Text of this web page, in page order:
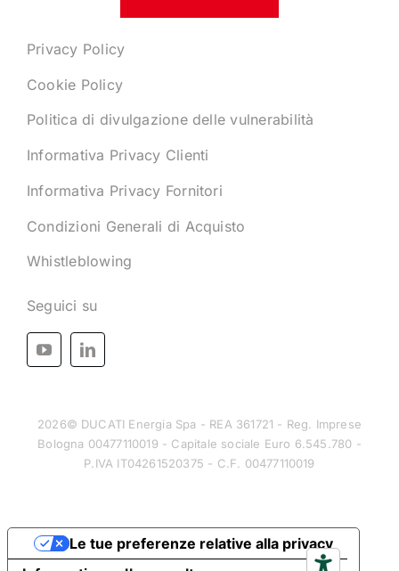
Privacy Policy
Cookie Policy
Politica di divulgazione delle vulnerabilità
Informativa Privacy Clienti
Informativa Privacy Fornitori
Condizioni Generali di Acquisto
Whistleblowing
Seguici su
2026© DUCATI Energia Spa - REA 361721 - Reg. Imprese
Bologna 00477110019 - Capitale sociale Euro 6.545.780 -
P.IVA IT04261520375 - C.F. 00477110019
Le tue preferenze relative alla privacy